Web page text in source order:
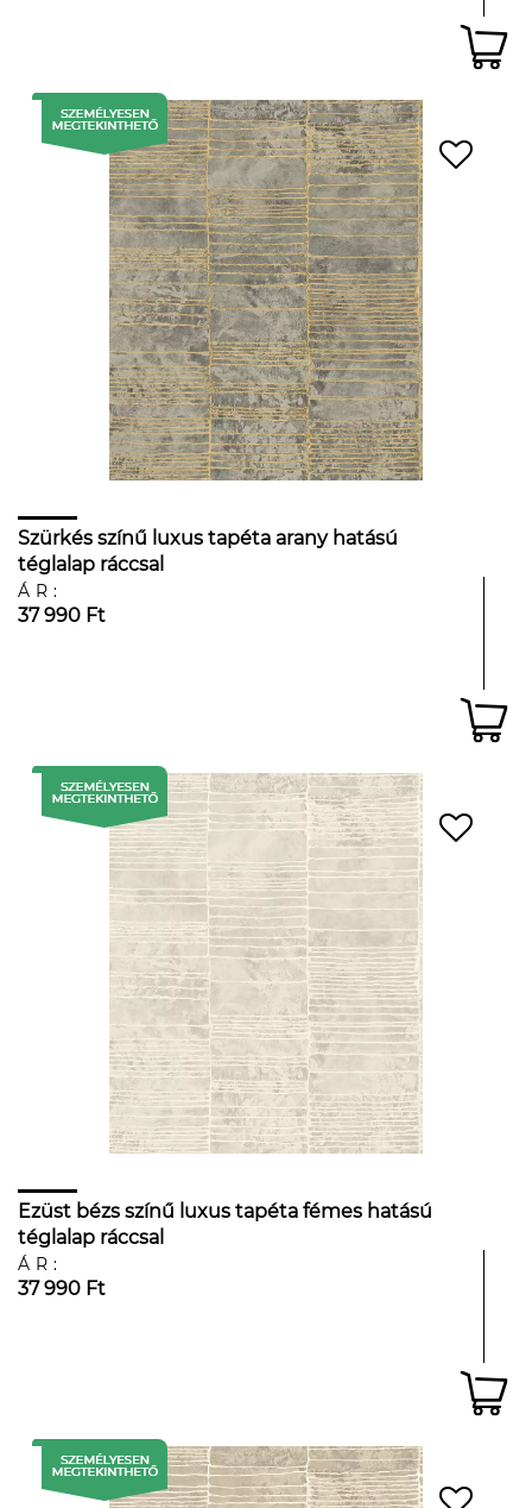
Szürkés színű luxus tapéta arany hatású
téglalap ráccsal
ÁR:
37 990 Ft
Ezüst bézs színű luxus tapéta fémes hatású
téglalap ráccsal
ÁR:
37 990 Ft